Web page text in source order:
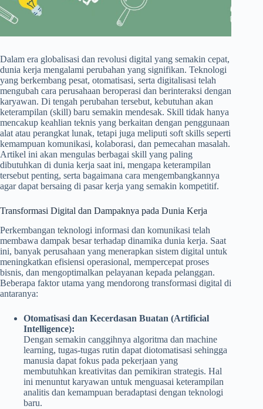
Dalam era globalisasi dan revolusi digital yang semakin cepat,
dunia kerja mengalami perubahan yang signifikan. Teknologi
yang berkembang pesat, otomatisasi, serta digitalisasi telah
mengubah cara perusahaan beroperasi dan berinteraksi dengan
karyawan. Di tengah perubahan tersebut, kebutuhan akan
keterampilan (skill) baru semakin mendesak. Skill tidak hanya
mencakup keahlian teknis yang berkaitan dengan penggunaan
alat atau perangkat lunak, tetapi juga meliputi soft skills seperti
kemampuan komunikasi, kolaborasi, dan pemecahan masalah.
Artikel ini akan mengulas berbagai skill yang paling
dibutuhkan di dunia kerja saat ini, mengapa keterampilan
tersebut penting, serta bagaimana cara mengembangkannya
agar dapat bersaing di pasar kerja yang semakin kompetitif.
Transformasi Digital dan Dampaknya pada Dunia Kerja
Perkembangan teknologi informasi dan komunikasi telah
membawa dampak besar terhadap dinamika dunia kerja. Saat
ini, banyak perusahaan yang menerapkan sistem digital untuk
meningkatkan efisiensi operasional, mempercepat proses
bisnis, dan mengoptimalkan pelayanan kepada pelanggan.
Beberapa faktor utama yang mendorong transformasi digital di
antaranya:
Otomatisasi dan Kecerdasan Buatan (Artificial
Intelligence):
Dengan semakin canggihnya algoritma dan machine
learning, tugas-tugas rutin dapat diotomatisasi sehingga
manusia dapat fokus pada pekerjaan yang
membutuhkan kreativitas dan pemikiran strategis. Hal
ini menuntut karyawan untuk menguasai keterampilan
analitis dan kemampuan beradaptasi dengan teknologi
baru.